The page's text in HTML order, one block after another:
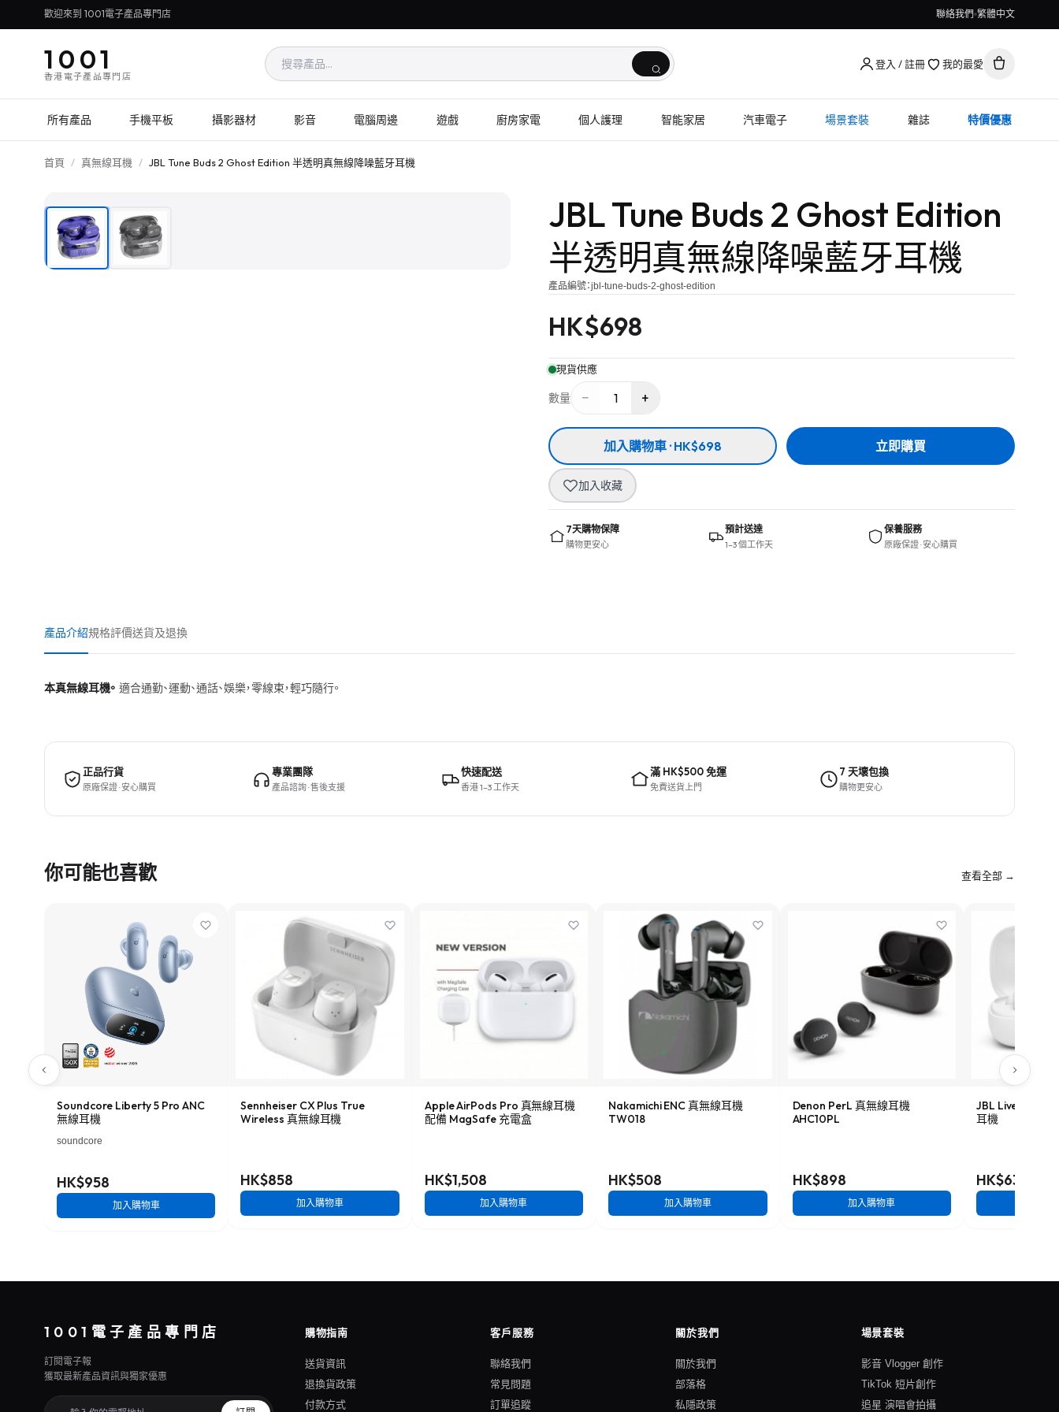
歡迎來到 1001電子產品專門店 聯絡我們 繁體中文
1001
香港電子產品專門店
登入 / 註冊 我的最愛
所有產品 手機平板 攝影器材 影音 電腦周邊 遊戲 廚房家電 個人護理 智能家居 汽車電子 場景套裝 雜誌 特價優惠
首頁 / 真無線耳機 / JBL Tune Buds 2 Ghost Edition 半透明真無線降噪藍牙耳機
JBL Tune Buds 2 Ghost Edition
半透明真無線降噪藍牙耳機
產品編號：jbl-tune-buds-2-ghost-edition
HK$698
現貨供應
數量 − 1 +
加入購物車 · HK$698 立即購買
加入收藏
7天購物保障
購物更安心
預計送達
1–3 個工作天
保養服務
原廠保證 · 安心購買
產品介紹規格評價送貨及退換
本真無線耳機。 適合通勤、運動、通話、娛樂，零線束，輕巧隨行。
正品行貨
原廠保證 · 安心購買
專業團隊
產品諮詢 · 售後支援
快速配送
香港 1–3 工作天
滿 HK$500 免運
免費送貨上門
7 天壞包換
購物更安心
你可能也喜歡 查看全部 →
Soundcore Liberty 5 Pro ANC
無線耳機
soundcore
HK$958
加入購物車
Sennheiser CX Plus True
Wireless 真無線耳機
HK$858
加入購物車
Apple AirPods Pro 真無線耳機
配備 MagSafe 充電盒
HK$1,508
加入購物車
Nakamichi ENC 真無線耳機
TW018
HK$508
加入購物車
Denon PerL 真無線耳機
AHC10PL
HK$898
加入購物車
JBL Live Pro+
耳機
HK$638
1001電子產品專門店
訂閱電子報
獲取最新產品資訊與獨家優惠
購物指南
送貨資訊
退換貨政策
付款方式
客戶服務
聯絡我們
常見問題
訂單追蹤
關於我們
關於我們
部落格
私隱政策
場景套裝
影音 Vlogger 創作
TikTok 短片創作
追星 演唱會拍攝